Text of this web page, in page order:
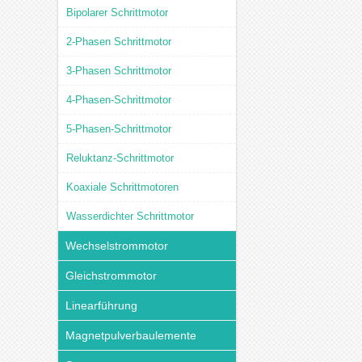
Bipolarer Schrittmotor
2-Phasen Schrittmotor
3-Phasen Schrittmotor
4-Phasen-Schrittmotor
5-Phasen-Schrittmotor
Reluktanz-Schrittmotor
Koaxiale Schrittmotoren
Wasserdichter Schrittmotor
Wechselstrommotor
Gleichstrommotor
Linearführung
Magnetpulverbaulemente